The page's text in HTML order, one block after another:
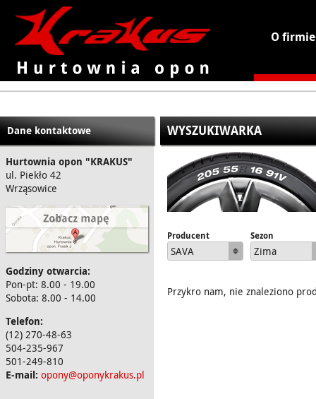
KRAKUS - hurtownia opon
O firmie
Dane kontaktowe
Hurtownia opon "KRAKUS"
ul. Piekło 42
Wrząsowice
Godziny otwarcia:
Pon-pt: 8.00 - 19.00
Sobota: 8.00 - 14.00
Telefon:
(12) 270-48-63
504-235-967
501-249-810
E-mail: opony@oponykrakus.pl
WYSZUKIWARKA
Producent
SAVA
Sezon
Zima
Przykro nam, nie znaleziono